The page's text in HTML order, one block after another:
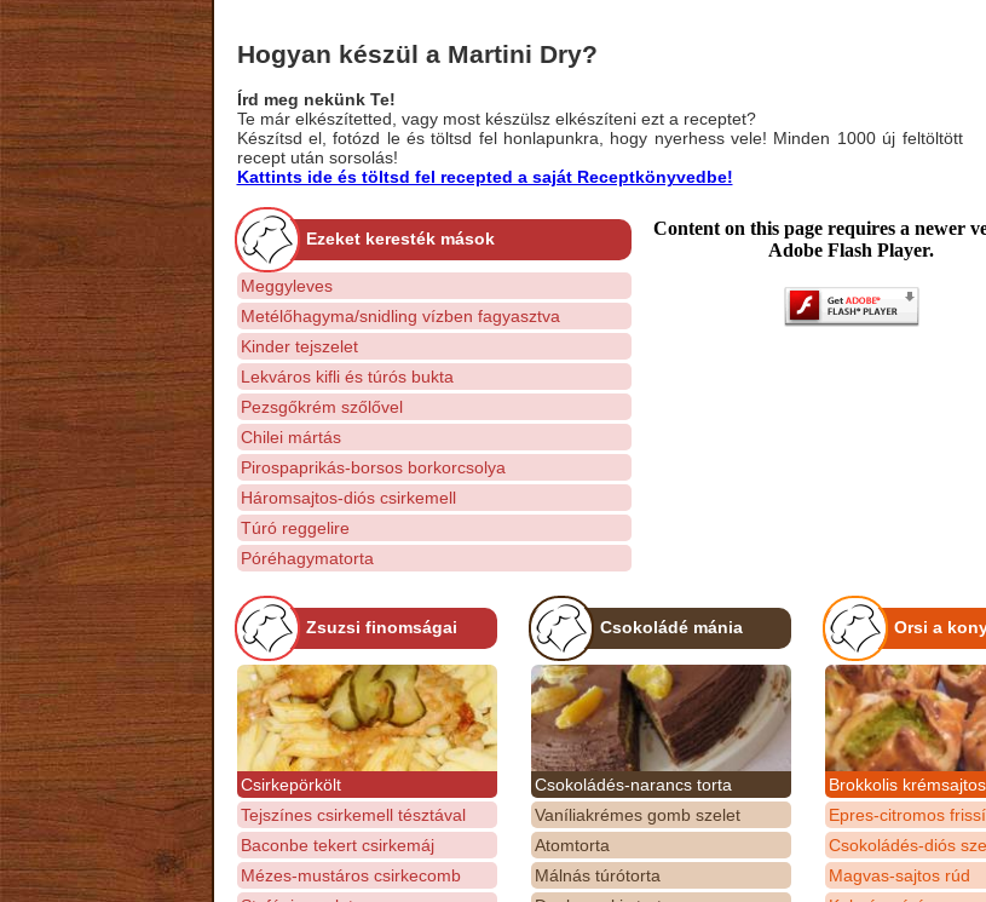
Hogyan készül a Martini Dry?
Írd meg nekünk Te!
Te már elkészítetted, vagy most készülsz elkészíteni ezt a receptet?
Készítsd el, fotózd le és töltsd fel honlapunkra, hogy nyerhess vele! Minden 1000 új feltöltött
recept után sorsolás!
Kattints ide és töltsd fel recepted a saját Receptkönyvedbe!
Ezeket keresték mások
Meggyleves
Metélőhagyma/snidling vízben fagyasztva
Kinder tejszelet
Lekváros kifli és túrós bukta
Pezsgőkrém szőlővel
Chilei mártás
Pirospaprikás-borsos borkorcsolya
Háromsajtos-diós csirkemell
Túró reggelire
Póréhagymatorta
Content on this page requires a newer
Adobe Flash Player.
Zsuzsi finomságai
Csirkepörkölt
Tejszínes csirkemell tésztával
Baconbe tekert csirkemáj
Mézes-mustáros csirkecomb
Csokoládé mánia
Csokoládés-narancs torta
Vaníliakrémes gomb szelet
Atomtorta
Málnás túrótorta
Orsi a
Brokkolis
Epres-citromos
Csokoládés-diós
Magvas-sajtos rúd